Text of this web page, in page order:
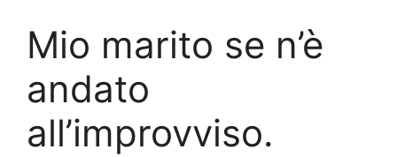
Mio marito se n’è
andato
all’improvviso.